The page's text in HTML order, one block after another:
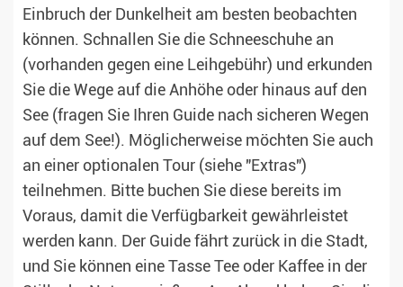
Einbruch der Dunkelheit am besten beobachten
können. Schnallen Sie die Schneeschuhe an
(vorhanden gegen eine Leihgebühr) und erkunden
Sie die Wege auf die Anhöhe oder hinaus auf den
See (fragen Sie Ihren Guide nach sicheren Wegen
auf dem See!). Möglicherweise möchten Sie auch
an einer optionalen Tour (siehe "Extras")
teilnehmen. Bitte buchen Sie diese bereits im
Voraus, damit die Verfügbarkeit gewährleistet
werden kann. Der Guide fährt zurück in die Stadt,
und Sie können eine Tasse Tee oder Kaffee in der